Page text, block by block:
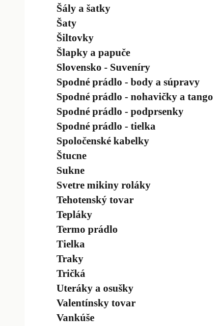
Šály a šatky
Šaty
Šiltovky
Šlapky a papuče
Slovensko - Suveníry
Spodné prádlo - body a súpravy
Spodné prádlo - nohavičky a tango
Spodné prádlo - podprsenky
Spodné prádlo - tielka
Spoločenské kabelky
Štucne
Sukne
Svetre mikiny roláky
Tehotenský tovar
Tepláky
Termo prádlo
Tielka
Traky
Tričká
Uteráky a osušky
Valentínsky tovar
Vankúše